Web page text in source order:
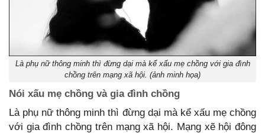
Là phụ nữ thông minh thì đừng dại mà kể xấu mẹ chồng với gia đình
chồng trên mạng xã hội. (ảnh minh họa)
Nói xấu mẹ chồng và gia đình chồng
Là phụ nữ thông minh thì đừng dại mà kể xấu mẹ chồng
với gia đình chồng trên mạng xã hội. Mạng xẽ hội đông